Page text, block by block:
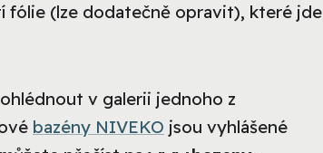
fólie (lze dodatečně opravit), které jde
v galerii jednoho z
bazény NIVEKO jsou vyhlášené